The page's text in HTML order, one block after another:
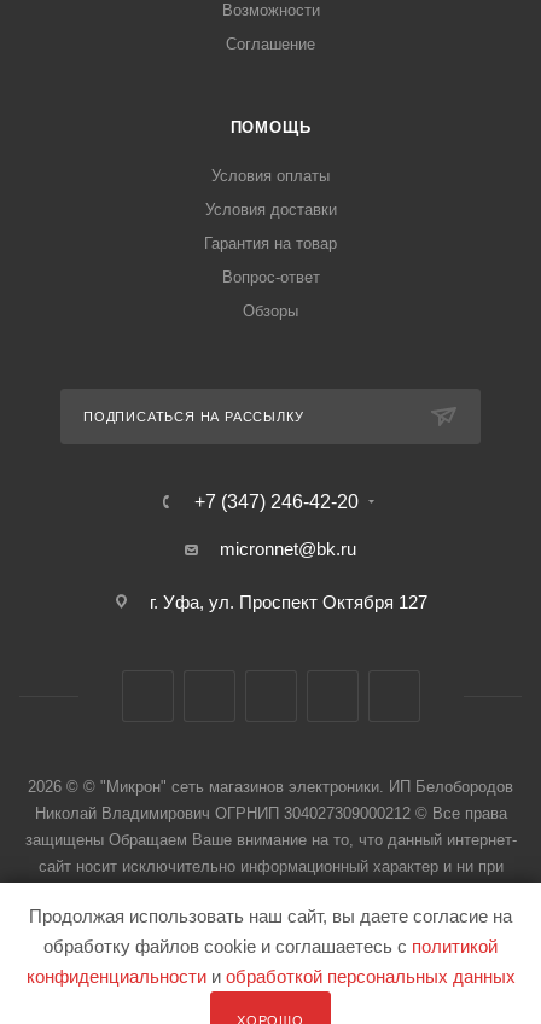
Возможности
Соглашение
ПОМОЩЬ
Условия оплаты
Условия доставки
Гарантия на товар
Вопрос-ответ
Обзоры
ПОДПИСАТЬСЯ НА РАССЫЛКУ
+7 (347) 246-42-20
micronnet@bk.ru
г. Уфа, ул. Проспект Октября 127
2026 © © "Микрон" сеть магазинов электроники. ИП Белобородов
Николай Владимирович ОГРНИП 304027309000212 © Все права
защищены Обращаем Ваше внимание на то, что данный интернет-
сайт носит исключительно информационный характер и ни при
Продолжая использовать наш сайт, вы даете согласие на
обработку файлов cookie и соглашаетесь с политикой
конфиденциальностии обработкой персональных данных
ХОРОШО